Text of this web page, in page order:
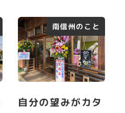
南信州のこと
自分の望みがカタ